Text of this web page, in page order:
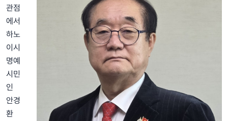
관점
에서
하노
이시
명예
시민
인
안경
환